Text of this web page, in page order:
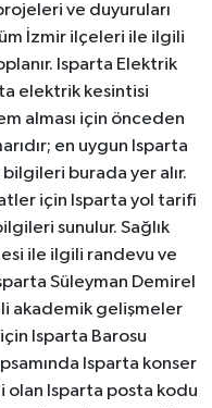
ve duyuruları
İzmir ilçeleri ile ilgili
Isparta Elektrik
elektrik kesintisi
alması için önceden
en uygun Isparta
burada yer alır.
için Isparta yol tarifi
sunulur. Sağlık
ile ilgili randevu ve
Süleyman Demirel
akademik gelişmeler
Isparta Barosu
Isparta konser
Isparta posta kodu